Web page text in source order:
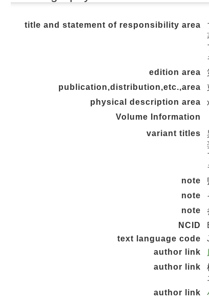
title and statement of responsibility area
edition area
publication,distribution,etc.,area
physical description area
Volume Information
variant titles
note
note
note
NCID
text language code
author link
author link
author link